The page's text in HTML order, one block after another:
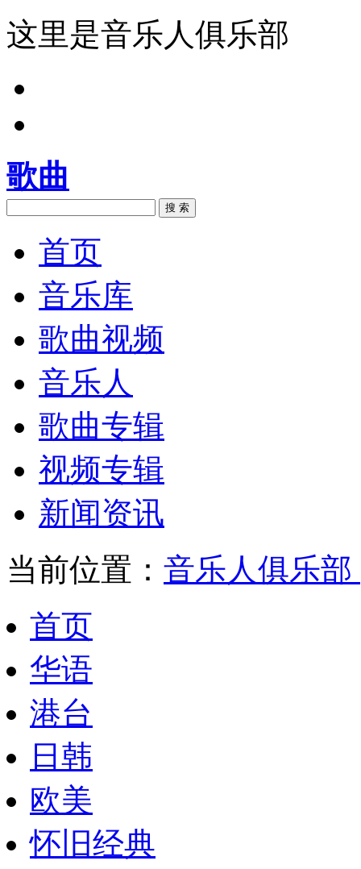
这里是音乐人俱乐部
歌曲
搜 索
首页
音乐库
歌曲视频
音乐人
歌曲专辑
视频专辑
新闻资讯
当前位置： 音乐人俱乐部
首页
华语
港台
日韩
欧美
怀旧经典